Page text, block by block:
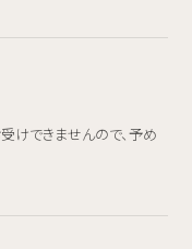
けできませんので、予め